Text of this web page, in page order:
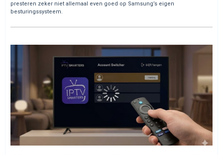
presteren zeker niet allemaal even goed op Samsung’s eigen
besturingssysteem.